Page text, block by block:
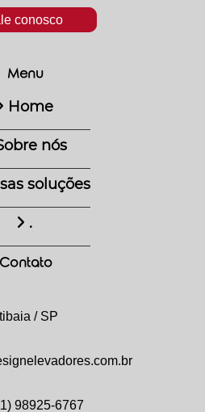
conosco
Menu
Home
nós
soluções
.
Contato
/ SP
98925-6767